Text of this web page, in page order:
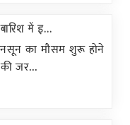
में इ...
का मौसम शुरू होने
जर...